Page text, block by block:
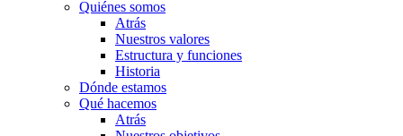
Quiénes somos
Atrás
Nuestros valores
Estructura y funciones
Historia
Dónde estamos
Qué hacemos
Atrás